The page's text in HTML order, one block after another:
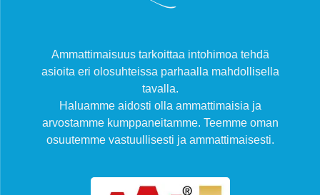
Ammattimaisuus tarkoittaa intohimoa tehdä
asioita eri olosuhteissa parhaalla mahdollisella
tavalla.
Haluamme aidosti olla ammattimaisia ja
arvostamme kumppaneitamme. Teemme oman
osuutemme vastuullisesti ja ammattimaisesti.